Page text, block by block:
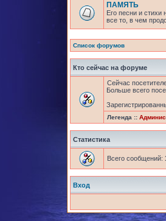
ПАМЯТЬ
Его песни и
все то, в чем
Список форумов
Кто сейчас на форуме
Сейчас
Больше всего
Легенда ::
Статистика
Всего сообщений:
Вход